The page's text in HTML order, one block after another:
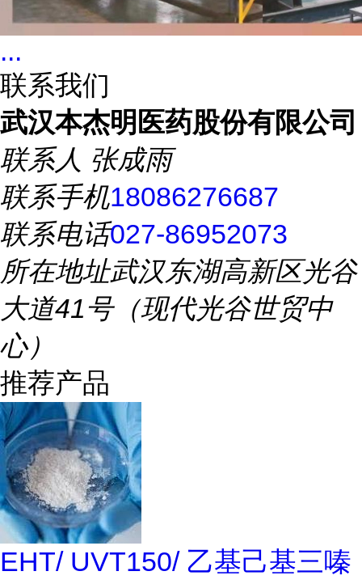
...
联系我们
武汉本杰明医药股份有限公司
联系人 张成雨
联系手机18086276687
联系电话027-86952073
所在地址武汉东湖高新区光谷
大道41号（现代光谷世贸中
心）
推荐产品
EHT/ UVT150/ 乙基己基三嗪